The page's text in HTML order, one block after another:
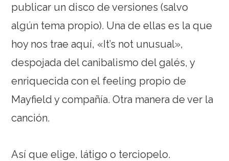
publicar un disco de versiones (salvo
algún tema propio). Una de ellas es la que
hoy nos trae aquí, «It’s not unusual»,
despojada del canibalismo del galés, y
enriquecida con el feeling propio de
Mayfield y compañía. Otra manera de ver la
canción.
Así que elige, látigo o terciopelo.